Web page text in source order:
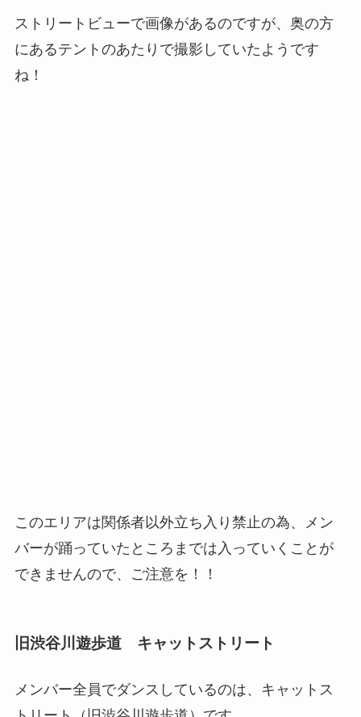
ストリートビューで画像があるのですが、奥の方
にあるテントのあたりで撮影していたようです
ね！
このエリアは関係者以外立ち入り禁止の為、メン
バーが踊っていたところまでは入っていくことが
できませんので、ご注意を！！
旧渋谷川遊歩道 キャットストリート
メンバー全員でダンスしているのは、キャットス